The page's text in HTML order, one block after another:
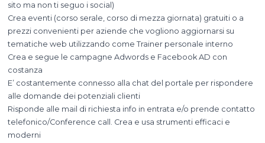
sito ma non ti seguo i social)
Crea eventi (corso serale, corso di mezza giornata) gratuiti o a
prezzi convenienti per aziende che vogliono aggiornarsi su
tematiche web utilizzando come Trainer personale interno
Crea e segue le campagne Adwords e Facebook AD con
costanza
E’ costantemente connesso alla chat del portale per rispondere
alle domande dei potenziali clienti
Risponde alle mail di richiesta info in entrata e/o prende contatto
telefonico/Conference call. Crea e usa strumenti efficaci e
moderni